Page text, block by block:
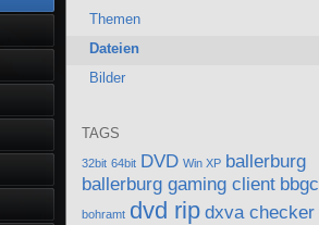
Themen
Dateien
Bilder
TAGS
32bit 64bit DVD Win XP ballerburg
ballerburg gaming client bbgc
bohramt dvd rip dxva checker